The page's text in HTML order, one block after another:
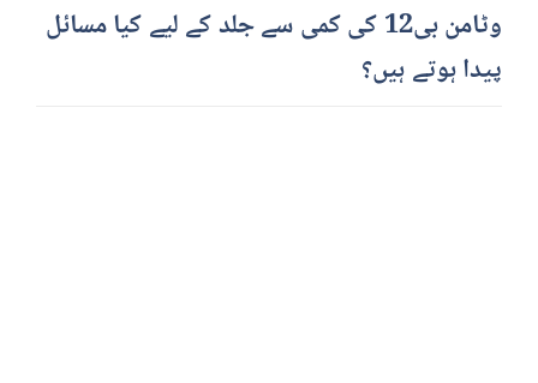
وٹامن بی12 کی کمی سے جلد کے لیے کیا مسائل
پیدا ہوتے ہیں؟